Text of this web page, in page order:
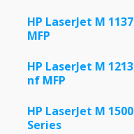
HP LaserJet M 1137
MFP
HP LaserJet M 1213
nf MFP
HP LaserJet M 1500
Series